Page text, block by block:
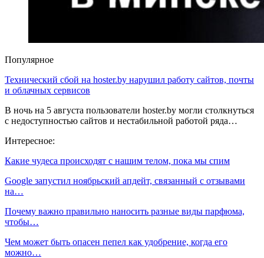
Популярное
Технический сбой на hoster.by нарушил работу сайтов, почты
и облачных сервисов
В ночь на 5 августа пользователи hoster.by могли столкнуться
с недоступностью сайтов и нестабильной работой ряда…
Интересное:
Какие чудеса происходят с нашим телом, пока мы спим
Google запустил ноябрьский апдейт, связанный с отзывами
на…
Почему важно правильно наносить разные виды парфюма,
чтобы…
Чем может быть опасен пепел как удобрение, когда его
можно…